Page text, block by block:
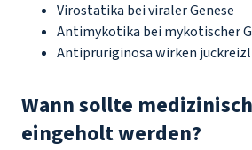
Virostatika bei viraler Genese
Antimykotika bei mykotischer
Antipruriginosa wirken
Wann sollte
eingeholt werden?